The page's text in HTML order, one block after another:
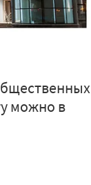
можно в